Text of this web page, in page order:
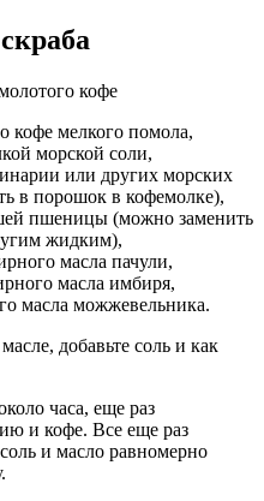
кофе мелкого помола,
морской соли,
или других морских
в порошок в кофемолке),
пшеницы (можно заменить
жидким),
масла пачули,
масла имбиря,
масла можжевельника.
добавьте соль и как
часа, еще раз
и кофе. Все еще раз
и масло равномерно